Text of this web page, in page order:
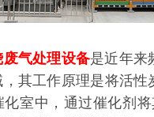
气处理设备是近年来
，其工作原理是将活性
化室中，通过催化剂